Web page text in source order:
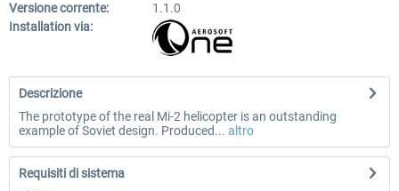
Versione corrente:
1.1.0
Installation via:
Descrizione
The prototype of the real Mi-2 helicopter is an outstanding
example of Soviet design. Produced... altro
Requisiti di sistema